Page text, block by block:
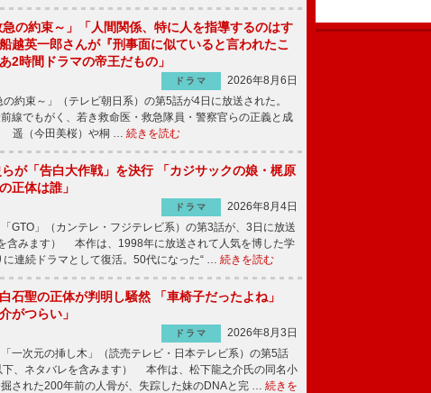
急の約束～」「人間関係、特に人を指導するのはす
越英一郎さんが『刑事面に似ていると言われたこ
2時間ドラマの帝王だもの」
ドラマ
2026年8月6日
約束～」（テレビ朝日系）の第5話が4日に放送された。
線でもがく、若き救命医・救急隊員・警察官らの正義と成
遥（今田美桜）や桐 … 続きを読む
らが「告白大作戦」を決行 「カジサックの娘・梶原
正体は誰」
ドラマ
2026年8月4日
GTO」（カンテレ・フジテレビ系）の第3話が、3日に放送
含みます） 本作は、1998年に放送されて人気を博した学
連続ドラマとして復活。50代になった“ … 続きを読む
石聖の正体が判明し騒然 「車椅子だったよね」
がつらい」
ドラマ
2026年8月3日
一次元の挿し木」（読売テレビ・日本テレビ系）の第5話
下、ネタバレを含みます） 本作は、松下龍之介氏の同名小
された200年前の人骨が、失踪した妹のDNAと完 … 続きを